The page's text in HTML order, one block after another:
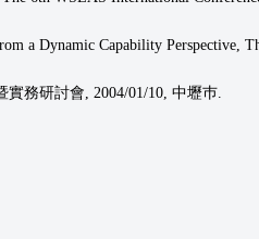
a Dynamic Capability Perspective,
務研討會, 2004/01/10, 中壢巿.